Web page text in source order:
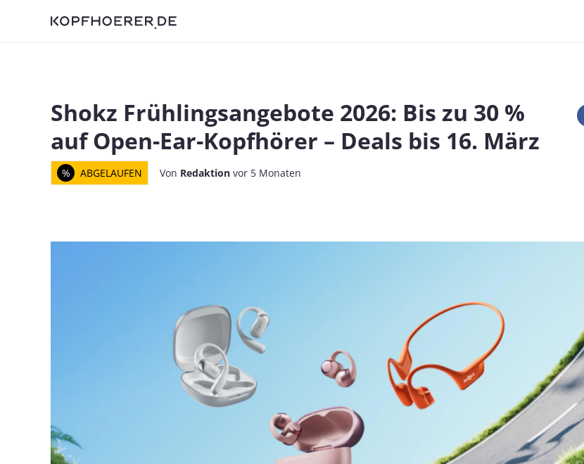
Shokz Frühlingsangebote 2026: Bis zu 30 %
auf Open-Ear-Kopfhörer – Deals bis 16. März
% ABGELAUFEN Von Redaktion vor 5 Monaten